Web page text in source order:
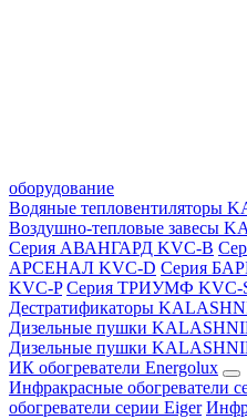
оборудование
Водяные тепловентиляторы
Воздушно-тепловые завесы
Серия АВАНГАРД KVC-B
АРСЕНАЛ KVC-D Серия
KVC-P Серия ТРИУМФ KVC-
Дестратификаторы
Дизельные пушки
Дизельные пушки
ИК обогреватели Energolux
Инфракрасные обогреватели
обогреватели серии Eiger